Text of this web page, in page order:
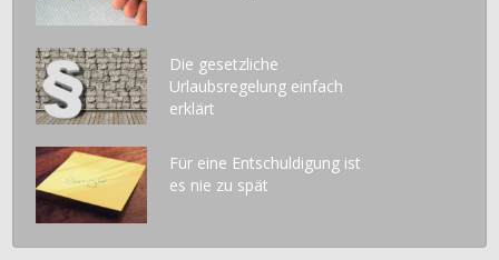
Die gesetzliche
Urlaubsregelung einfach
erklärt
Für eine Entschuldigung ist
es nie zu spät